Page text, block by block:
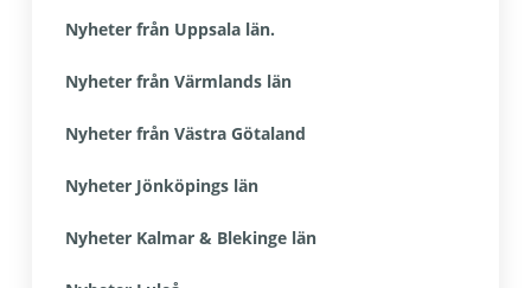
Nyheter från Uppsala län.
Nyheter från Värmlands län
Nyheter från Västra Götaland
Nyheter Jönköpings län
Nyheter Kalmar & Blekinge län